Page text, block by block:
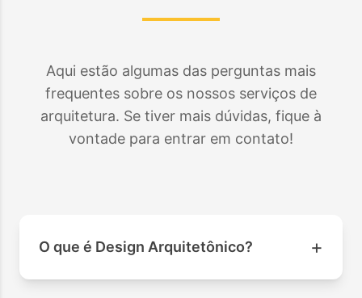
Aqui estão algumas das perguntas mais
frequentes sobre os nossos serviços de
arquitetura. Se tiver mais dúvidas, fique à
vontade para entrar em contato!
O que é Design Arquitetônico? +